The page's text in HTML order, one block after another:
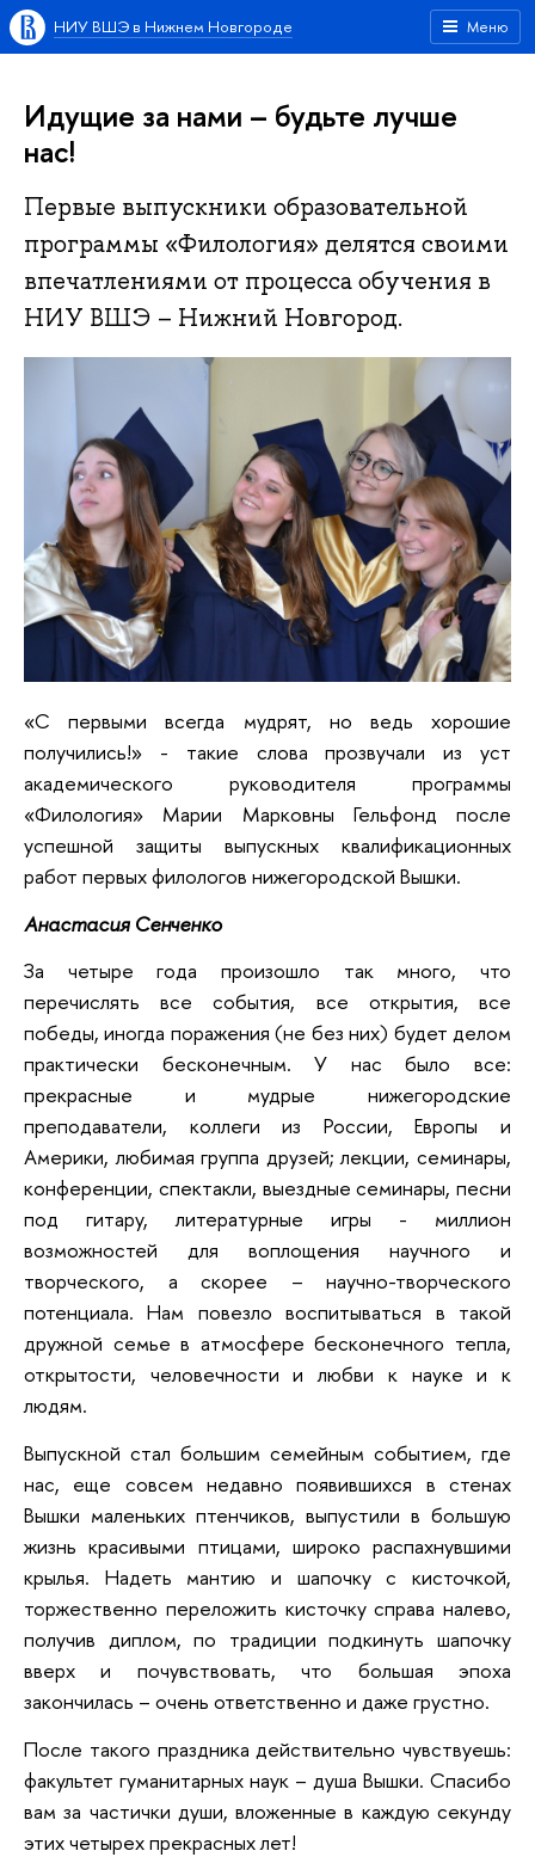
Меню
НИУ ВШЭ в Нижнем Новгороде
Идущие за нами – будьте лучше
нас!
Первые выпускники образовательной
программы «Филология» делятся своими
впечатлениями от процесса обучения в
НИУ ВШЭ – Нижний Новгород.
«С первыми всегда мудрят, но ведь хорошие
получились!» - такие слова прозвучали из уст
академического руководителя программы
«Филология» Марии Марковны Гельфонд после
успешной защиты выпускных квалификационных
работ первых филологов нижегородской Вышки.
Анастасия Сенченко
За четыре года произошло так много, что
перечислять все события, все открытия, все
победы, иногда поражения (не без них) будет делом
практически бесконечным. У нас было все:
прекрасные и мудрые нижегородские
преподаватели, коллеги из России, Европы и
Америки, любимая группа друзей; лекции, семинары,
конференции, спектакли, выездные семинары, песни
под гитару, литературные игры - миллион
возможностей для воплощения научного и
творческого, а скорее – научно-творческого
потенциала. Нам повезло воспитываться в такой
дружной семье в атмосфере бесконечного тепла,
открытости, человечности и любви к науке и к
людям.
Выпускной стал большим семейным событием, где
нас, еще совсем недавно появившихся в стенах
Вышки маленьких птенчиков, выпустили в большую
жизнь красивыми птицами, широко распахнувшими
крылья. Надеть мантию и шапочку с кисточкой,
торжественно переложить кисточку справа налево,
получив диплом, по традиции подкинуть шапочку
вверх и почувствовать, что большая эпоха
закончилась – очень ответственно и даже грустно.
После такого праздника действительно чувствуешь:
факультет гуманитарных наук – душа Вышки. Спасибо
вам за частички души, вложенные в каждую секунду
этих четырех прекрасных лет!